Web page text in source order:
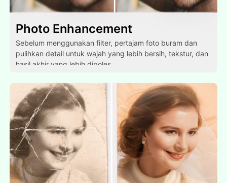
Photo Enhancement
Sebelum menggunakan filter, pertajam foto buram dan
pulihkan detail untuk wajah yang lebih bersih, tekstur, dan
hasil akhir yang lebih dipoles.